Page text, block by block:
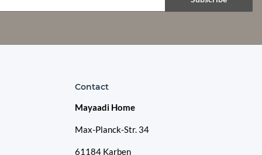
Contact
Mayaadi Home
Max-Planck-Str. 34
61184 Karben